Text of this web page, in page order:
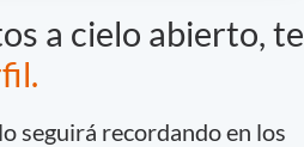
a cielo abierto, te
seguirá recordando en los